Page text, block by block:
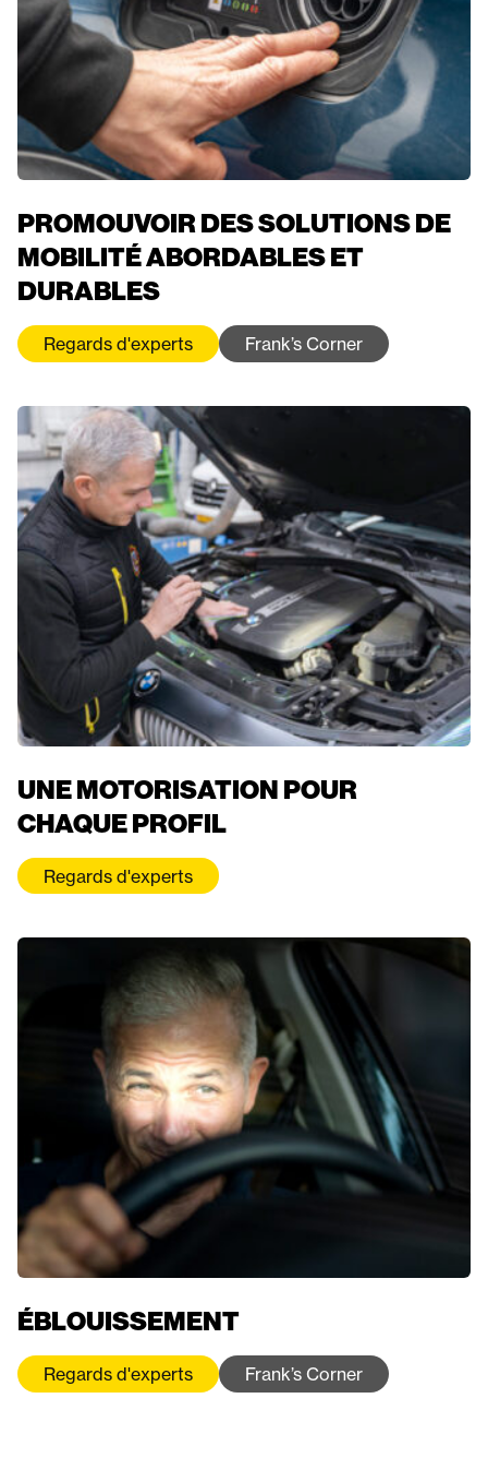
PROMOUVOIR DES SOLUTIONS DE
MOBILITÉ ABORDABLES ET
DURABLES
Regards d'experts Frank’s Corner
UNE MOTORISATION POUR
CHAQUE PROFIL
Regards d'experts
ÉBLOUISSEMENT
Regards d'experts Frank’s Corner